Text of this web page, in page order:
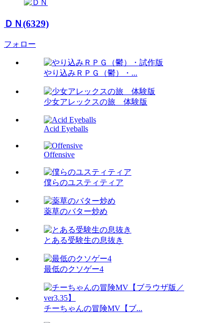
ＤＮ(6329)
フォロー
やり込みＲＰＧ（鬱）・...
少女アレックスの旅 体験版
Acid Eyeballs
Offensive
僕らのユスティティア
薬草のバター炒め
とある受験生の息抜き
最低のクソゲー4
チーちゃんの冒険MV【ブ...